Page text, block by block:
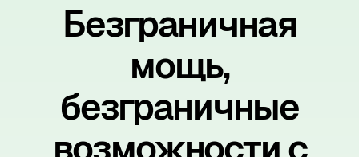
Безграничная
мощь,
безграничные